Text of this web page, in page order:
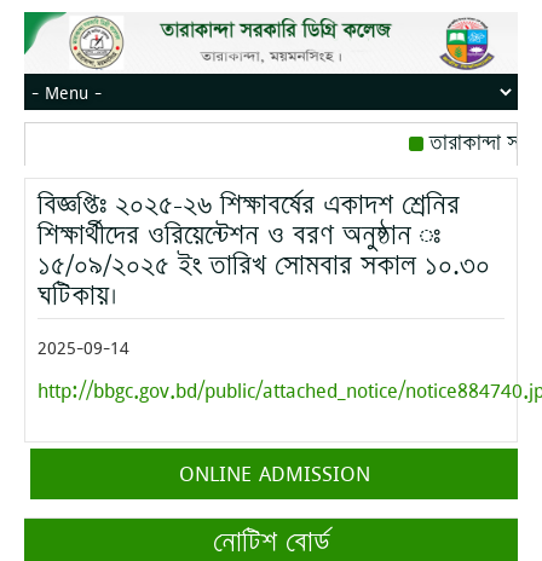
তারাকান্দা
রোজ বৃহস্পতিবার।
মোবাইল নম্বর:
বিজ্ঞপ্তিঃ ২০২৫-২৬ শিক্ষাবর্ষের একাদশ শ্রেনির
শিক্ষার্থীদের ওরিয়েন্টেশন ও বরণ অনুষ্ঠান ঃ
১৫/০৯/২০২৫ ইং তারিখ সোমবার সকাল ১০.৩০
ঘটিকায়।
2025-09-14
http://bbgc.gov.bd/public/attached_notice/
ONLINE ADMISSION
নোটিশ বোর্ড